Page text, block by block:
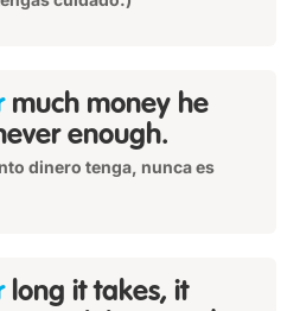
much money he
enough.
dinero tenga, nunca es
long it takes, it